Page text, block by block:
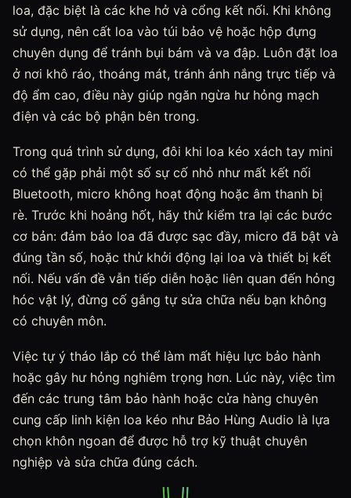
loa, đặc biệt là các khe hở và cổng kết nối. Khi không
sử dụng, nên cất loa vào túi bảo vệ hoặc hộp đựng
chuyên dụng để tránh bụi bám và va đập. Luôn đặt loa
ở nơi khô ráo, thoáng mát, tránh ánh nắng trực tiếp và
độ ẩm cao, điều này giúp ngăn ngừa hư hỏng mạch
điện và các bộ phận bên trong.
Trong quá trình sử dụng, đôi khi loa kéo xách tay mini
có thể gặp phải một số sự cố nhỏ như mất kết nối
Bluetooth, micro không hoạt động hoặc âm thanh bị
rè. Trước khi hoảng hốt, hãy thử kiểm tra lại các bước
cơ bản: đảm bảo loa đã được sạc đầy, micro đã bật và
đúng tần số, hoặc thử khởi động lại loa và thiết bị kết
nối. Nếu vấn đề vẫn tiếp diễn hoặc liên quan đến hỏng
hóc vật lý, đừng cố gắng tự sửa chữa nếu bạn không
có chuyên môn.
Việc tự ý tháo lắp có thể làm mất hiệu lực bảo hành
hoặc gây hư hỏng nghiêm trọng hơn. Lúc này, việc tìm
đến các trung tâm bảo hành hoặc cửa hàng chuyên
cung cấp linh kiện loa kéo như Bảo Hùng Audio là lựa
chọn khôn ngoan để được hỗ trợ kỹ thuật chuyên
nghiệp và sửa chữa đúng cách.